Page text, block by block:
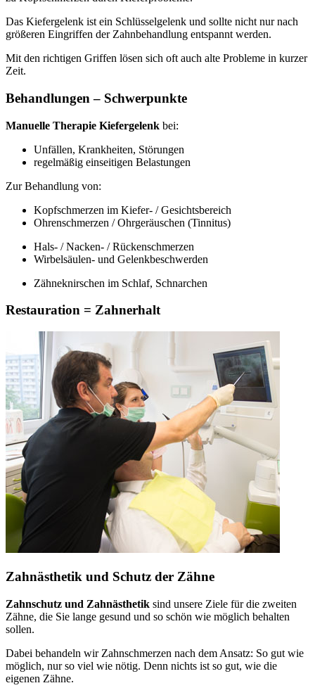
Das Kiefergelenk ist ein Schlüsselgelenk und sollte nicht nur nach
größeren Eingriffen der Zahnbehandlung entspannt werden.
Mit den richtigen Griffen lösen sich oft auch alte Probleme in kurzer
Zeit.
Behandlungen – Schwerpunkte
Manuelle Therapie Kiefergelenk bei:
Unfällen, Krankheiten, Störungen
regelmäßig einseitigen Belastungen
Zur Behandlung von:
Kopfschmerzen im Kiefer- / Gesichtsbereich
Ohrenschmerzen / Ohrgeräuschen (Tinnitus)
Hals- / Nacken- / Rückenschmerzen
Wirbelsäulen- und Gelenkbeschwerden
Zähneknirschen im Schlaf, Schnarchen
Restauration = Zahnerhalt
Zahnästhetik und Schutz der Zähne
Zahnschutz und Zahnästhetik sind unsere Ziele für die zweiten
Zähne, die Sie lange gesund und so schön wie möglich behalten
sollen.
Dabei behandeln wir Zahnschmerzen nach dem Ansatz: So gut wie
möglich, nur so viel wie nötig. Denn nichts ist so gut, wie die
eigenen Zähne.